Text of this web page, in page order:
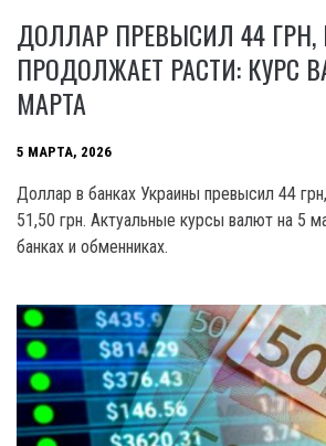
ДОЛЛАР ПРЕВЫСИЛ 44 ГРН,
ПРОДОЛЖАЕТ РАСТИ: КУРС
МАРТА
5 МАРТА, 2026
Доллар в банках Украины превысил 44
51,50 грн. Актуальные курсы валют на 5
банках и обменниках.